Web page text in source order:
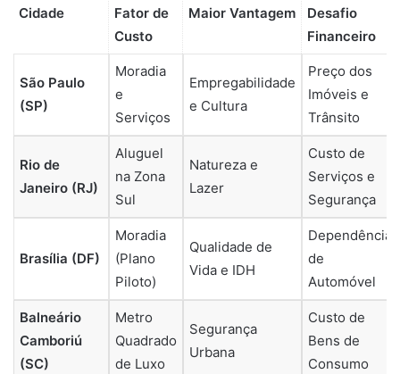
Cidade
Fator de
Custo
Maior Vantagem
Desafio
Financeiro
São Paulo
(SP)
Moradia
e
Serviços
Empregabilidade
e Cultura
Preço dos
Imóveis e
Trânsito
Rio de
Janeiro (RJ)
Aluguel
na Zona
Sul
Natureza e
Lazer
Custo de
Serviços e
Segurança
Brasília (DF)
Moradia
(Plano
Piloto)
Qualidade de
Vida e IDH
Dependência
de
Automóvel
Balneário
Camboriú
(SC)
Metro
Quadrado
de Luxo
Segurança
Urbana
Custo de
Bens de
Consumo